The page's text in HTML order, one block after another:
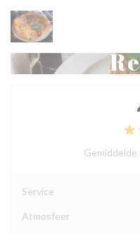
Cookies beheer paneel
Service
Atmosfeer